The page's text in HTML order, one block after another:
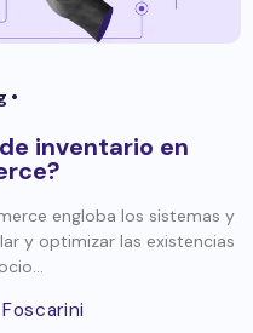
•
inventario en
engloba los sistemas y
y optimizar las existencias